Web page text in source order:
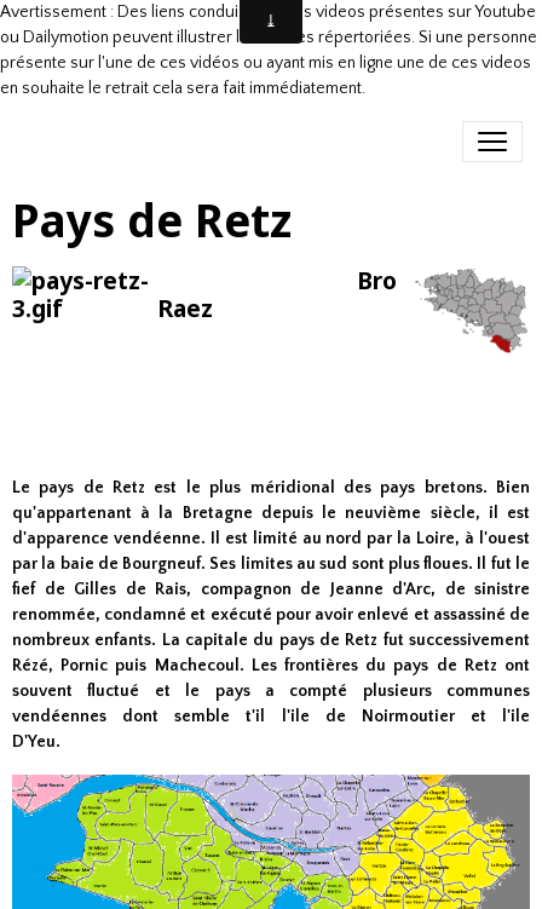
Avertissement : Des liens conduisant à des videos présentes sur Youtube
ou Dailymotion peuvent illustrer les danses répertoriées. Si une personne
présente sur l'une de ces vidéos ou ayant mis en ligne une de ces videos
en souhaite le retrait cela sera fait immédiatement.
Pays de Retz
Bro
Raez
Le pays de Retz est le plus méridional des pays bretons. Bien
qu'appartenant à la Bretagne depuis le neuvième siècle, il est
d'apparence vendéenne. Il est limité au nord par la Loire, à l'ouest
par la baie de Bourgneuf. Ses limites au sud sont plus floues. Il fut le
fief de Gilles de Rais, compagnon de Jeanne d'Arc, de sinistre
renommée, condamné et exécuté pour avoir enlevé et assassiné de
nombreux enfants. La capitale du pays de Retz fut successivement
Rézé, Pornic puis Machecoul. Les frontières du pays de Retz ont
souvent fluctué et le pays a compté plusieurs communes
vendéennes dont semble t'il l'ile de Noirmoutier et l'ile
D'Yeu.